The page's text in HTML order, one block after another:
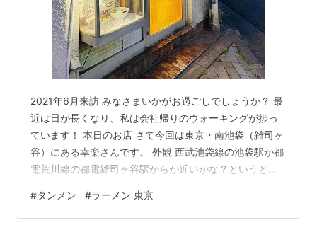
2021年6月来訪 みなさまいかがお過ごしでしょうか？ 最
近は日が長くなり、私は会社帰りのウォーキングが捗っ
ています！ 本日のお店 さて今回は東京・南池袋（雑司ヶ
谷）にある幸楽さんです。 外観 西武池袋線の池袋駅か都
電荒川線の都電雑司ヶ谷駅からが近いかな？というとこ
某ドラマの幸楽とは違いますが、こちらもなかなかのレ
トロ感のある佇まい。 注文＆到着 着座早々タンメンを注
#タンメン #ラーメン 東京